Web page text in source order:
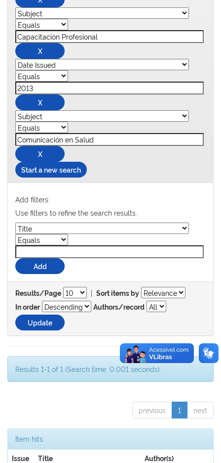
Start a new search
Add filters:
Use filters to refine the search results.
Results/Page | Sort items by
In order
Authors/record
Results 1-1 of 1 (Search time: 0.001 seconds).
previous 1 next
Item hits:
Issue
Title Author(s)